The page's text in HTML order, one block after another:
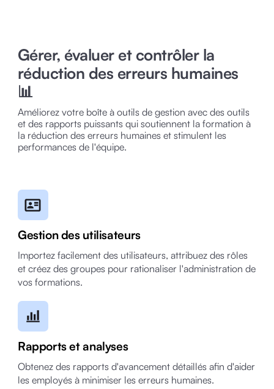
Gérer, évaluer et contrôler la
réduction des erreurs humaines
📊
Améliorez votre boîte à outils de gestion avec des outils
et des rapports puissants qui soutiennent la formation à
la réduction des erreurs humaines et stimulent les
performances de l'équipe.
Gestion des utilisateurs
Importez facilement des utilisateurs, attribuez des rôles
et créez des groupes pour rationaliser l'administration de
vos formations.
Rapports et analyses
Obtenez des rapports d'avancement détaillés afin d'aider
les employés à minimiser les erreurs humaines.